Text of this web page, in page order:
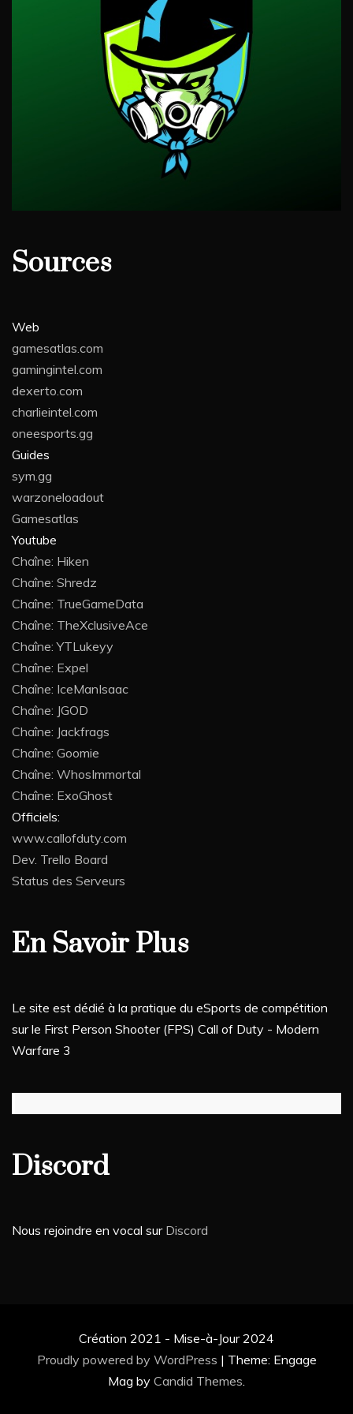
Sources
Web
gamesatlas.com
gamingintel.com
dexerto.com
charlieintel.com
oneesports.gg
Guides
sym.gg
warzoneloadout
Gamesatlas
Youtube
Chaîne: Hiken
Chaîne: Shredz
Chaîne: TrueGameData
Chaîne: TheXclusiveAce
Chaîne: YTLukeyy
Chaîne: Expel
Chaîne: IceManIsaac
Chaîne: JGOD
Chaîne: Jackfrags
Chaîne: Goomie
Chaîne: WhosImmortal
Chaîne: ExoGhost
Officiels:
www.callofduty.com
Dev. Trello Board
Status des Serveurs
En Savoir Plus
Le site est dédié à la pratique du eSports de compétition
sur le First Person Shooter (FPS) Call of Duty - Modern
Warfare 3
Discord
Nous rejoindre en vocal sur Discord
Création 2021 - Mise-à-Jour 2024
Proudly powered by WordPress | Theme: Engage
Mag by Candid Themes.